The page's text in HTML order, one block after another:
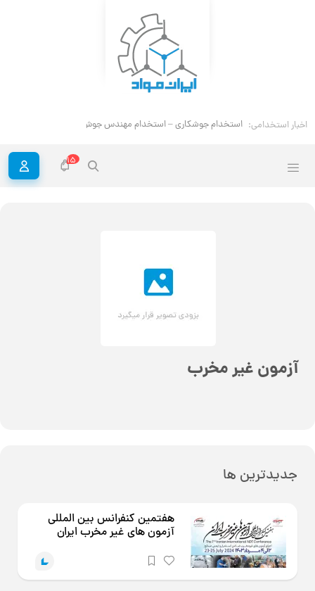
اخبار استخدامی: استخدام جوشکاری – استخدام مهندس جوش
15
آزمون غیر مخرب
جدیدترین ها
هفتمین کنفرانس بین المللی
آزمون های غیر مخرب ایران